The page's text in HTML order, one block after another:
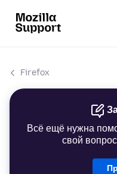
Firefox
Всё ещё нужна
свой